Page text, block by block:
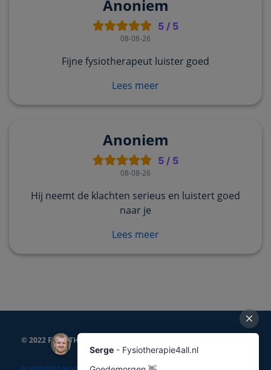
Anoniem
5 / 5
08-08-26
Fijne fysiotherapeut luister goed
Lees meer
Anoniem
5 / 5
08-08-26
Hij neemt de klachten serieus en luistert goed
naar je
Lees meer
© 2022 FYSIOTHERAPIE4ALL